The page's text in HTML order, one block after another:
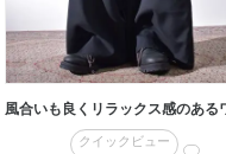
クイックビュー